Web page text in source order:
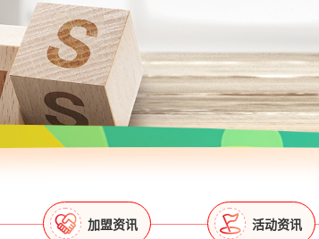
加盟资讯 活动资讯